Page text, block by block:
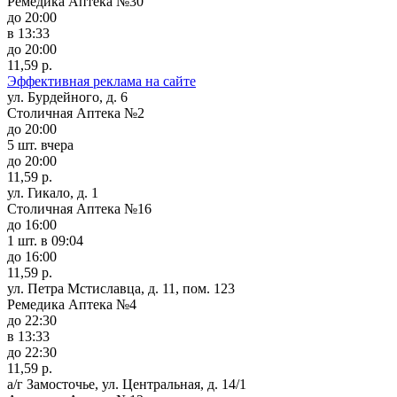
до 20:00
в 13:33
до 20:00
11,59 р.
Эффективная реклама на сайте
ул. Бурдейного, д. 6
Столичная Аптека №2
до 20:00
5 шт. вчера
до 20:00
11,59 р.
ул. Гикало, д. 1
Столичная Аптека №16
до 16:00
1 шт. в 09:04
до 16:00
11,59 р.
ул. Петра Мстиславца, д. 11, пом. 123
Ремедика Аптека №4
до 22:30
в 13:33
до 22:30
11,59 р.
а/г Замосточье, ул. Центральная, д. 14/1